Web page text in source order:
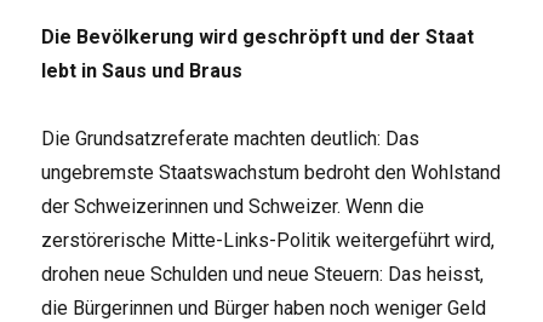
Die Bevölkerung wird geschröpft und der Staat
lebt in Saus und Braus
Die Grundsatzreferate machten deutlich: Das
ungebremste Staatswachstum bedroht den Wohlstand
der Schweizerinnen und Schweizer. Wenn die
zerstörerische Mitte-Links-Politik weitergeführt wird,
drohen neue Schulden und neue Steuern: Das heisst,
die Bürgerinnen und Bürger haben noch weniger Geld